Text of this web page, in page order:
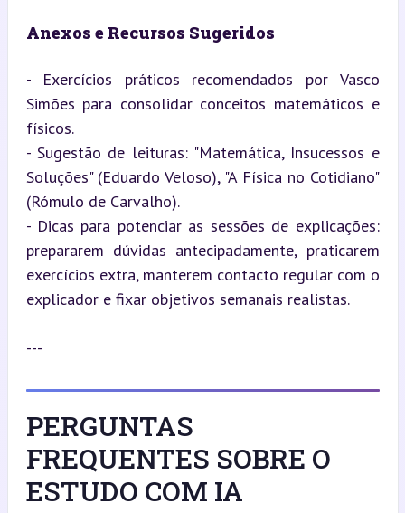
Anexos e Recursos Sugeridos
- Exercícios práticos recomendados por Vasco
Simões para consolidar conceitos matemáticos e
físicos.
- Sugestão de leituras: "Matemática, Insucessos e
Soluções" (Eduardo Veloso), "A Física no Cotidiano"
(Rómulo de Carvalho).
- Dicas para potenciar as sessões de explicações:
prepararem dúvidas antecipadamente, praticarem
exercícios extra, manterem contacto regular com o
explicador e fixar objetivos semanais realistas.
---
PERGUNTAS
FREQUENTES SOBRE O
ESTUDO COM IA